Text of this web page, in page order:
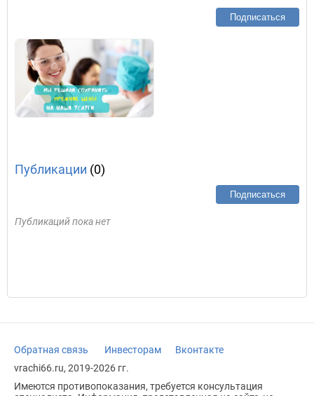
Подписаться
Публикации (0)
Подписаться
Публикаций пока нет
Обратная связь Инвесторам
Вконтакте
vrachi66.ru, 2019-2026 гг.
Имеются противопоказания, требуется консультация